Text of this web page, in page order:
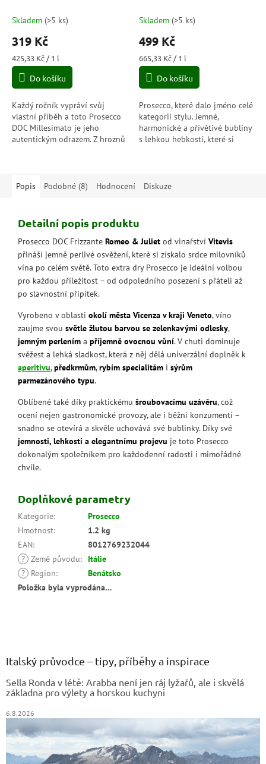
Skladem (>5 ks)
319 Kč
Měrná
cena:
425,33 Kč / 1 l
Do košíku
Každý ročník vypráví svůj
vlastní příběh a toto Prosecco
DOC Millesimato je jeho
autentickým odrazem. Z hroznů
DOCG 11,5% 0,75l
Skladem (>5 ks)
499 Kč
Měrná
cena:
665,33 Kč / 1 l
Do košíku
Prosecco, které dalo jméno celé
kategorii stylu. Jemné,
harmonické a přívětivé bubliny
s lehkou hebkostí, které si
Popis Podobné (8) Hodnocení Diskuze
Detailní popis produktu
Prosecco DOC Frizzante Romeo & Juliet od vinařství Vitevis
přináší jemně perlivé osvěžení, které si získalo srdce milovníků
vína po celém světě. Toto extra dry Prosecco je ideální volbou
pro každou příležitost – od odpoledního posezení s přáteli až
po slavnostní přípitek.
Vyrobeno v oblasti okolí města Vicenza v kraji Veneto, víno
zaujme svou světle žlutou barvou se zelenkavými odlesky,
jemným perlením a příjemně ovocnou vůní. V chuti dominuje
svěžest a lehká sladkost, která z něj dělá univerzální doplněk k
aperitivu,předkrmům,rybím specialitám i sýrům
parmezánového typu.
Oblíbené také díky praktickému šroubovacímu uzávěru, což
ocení nejen gastronomické provozy, ale i běžní konzumenti –
snadno se otevírá a skvěle uchovává své bublinky. Díky své
jemnosti, lehkosti a elegantnímu projevu je toto Prosecco
dokonalým společníkem pro každodenní radosti i mimořádné
chvíle.
Doplňkové parametry
Kategorie:
Prosecco
Hmotnost:
1.2 kg
EAN:
8012769232044
? Země původu:
Itálie
?
Region:
Benátsko
Položka byla vyprodána…
Italský průvodce – tipy, příběhy a inspirace
Sella Ronda v létě: Arabba není jen ráj lyžařů, ale i skvělá
základna pro výlety a horskou kuchyni
6.8.2026